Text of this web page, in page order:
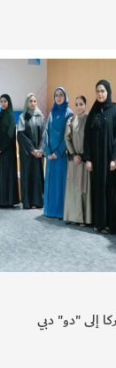
إلى "دو" دبي